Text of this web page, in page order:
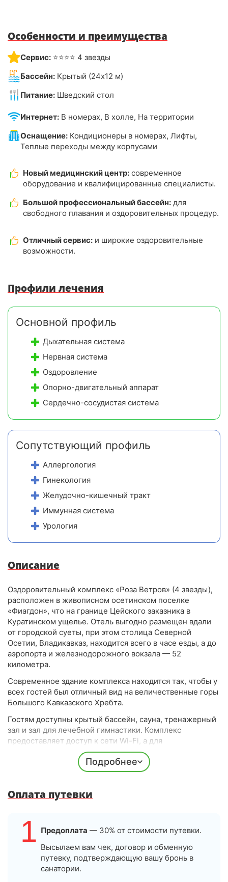
Особенности и преимущества
Сервис: ⭐⭐⭐⭐ 4 звезды
Бассейн: Крытый (24х12 м)
Питание: Шведский стол
Интернет: В номерах, В холле, На территории
Оснащение: Кондиционеры в номерах, Лифты,
Теплые переходы между корпусами
Новый медицинский центр: современное
оборудование и квалифицированные специалисты.
Большой профессиональный бассейн: для
свободного плавания и оздоровительных процедур.
Отличный сервис: и широкие оздоровительные
возможности.
Профили лечения
Основной профиль
Дыхательная система
Нервная система
Оздоровление
Опорно-двигательный аппарат
Сердечно-сосудистая система
Сопутствующий профиль
Аллергология
Гинекология
Желудочно-кишечный тракт
Иммунная система
Урология
Описание
Оздоровительный комплекс «Роза Ветров» (4 звезды),
расположен в живописном осетинском поселке
«Фиагдон», что на границе Цейского заказника в
Куратинском ущелье. Отель выгодно размещен вдали
от городской суеты, при этом столица Северной
Осетии, Владикавказ, находится всего в часе езды, а до
аэропорта и железнодорожного вокзала — 52
километра.
Современное здание комплекса находится так, чтобы у
всех гостей был отличный вид на величественные горы
Большого Кавказского Хребта.
Гостям доступны крытый бассейн, сауна, тренажерный
зал и зал для лечебной гимнастики. Комплекс
предоставляет доступ к сети Wi-Fi, а для
автолюбителей предусмотрена охраняемая парковка.
Для маленьких гостей оборудована игровая комната с
настольными играми, а также предоставляются услуги
Вечером посетители могут провести время, играя в
показ кинофильмов.
Проживание
Здание оснащено лифтом, общее количество номеров
включает 93 различных варианта — от Стандартов до
Подробнее
Оплата путевки
1 Предоплата — 30% от стоимости путевки.
Высылаем вам чек, договор и обменную
путевку, подтверждающую вашу бронь в
санатории.